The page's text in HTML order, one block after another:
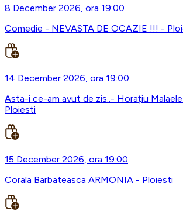
8 December 2026, ora 19:00
Comedie - NEVASTA DE OCAZIE !!! -
14 December 2026, ora 19:00
Asta-i ce-am avut de zis..- Horațiu
Ploiesti
15 December 2026, ora 19:00
Corala Barbateasca ARMONIA - Ploiesti